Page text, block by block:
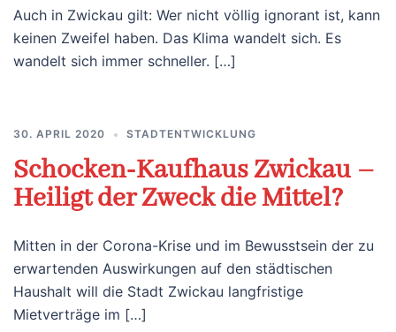
Auch in Zwickau gilt: Wer nicht völlig ignorant ist, kann
keinen Zweifel haben. Das Klima wandelt sich. Es
wandelt sich immer schneller. […]
30. APRIL 2020 STADTENTWICKLUNG
Schocken-Kaufhaus Zwickau –
Heiligt der Zweck die Mittel?
Mitten in der Corona-Krise und im Bewusstsein der zu
erwartenden Auswirkungen auf den städtischen
Haushalt will die Stadt Zwickau langfristige
Mietverträge im […]